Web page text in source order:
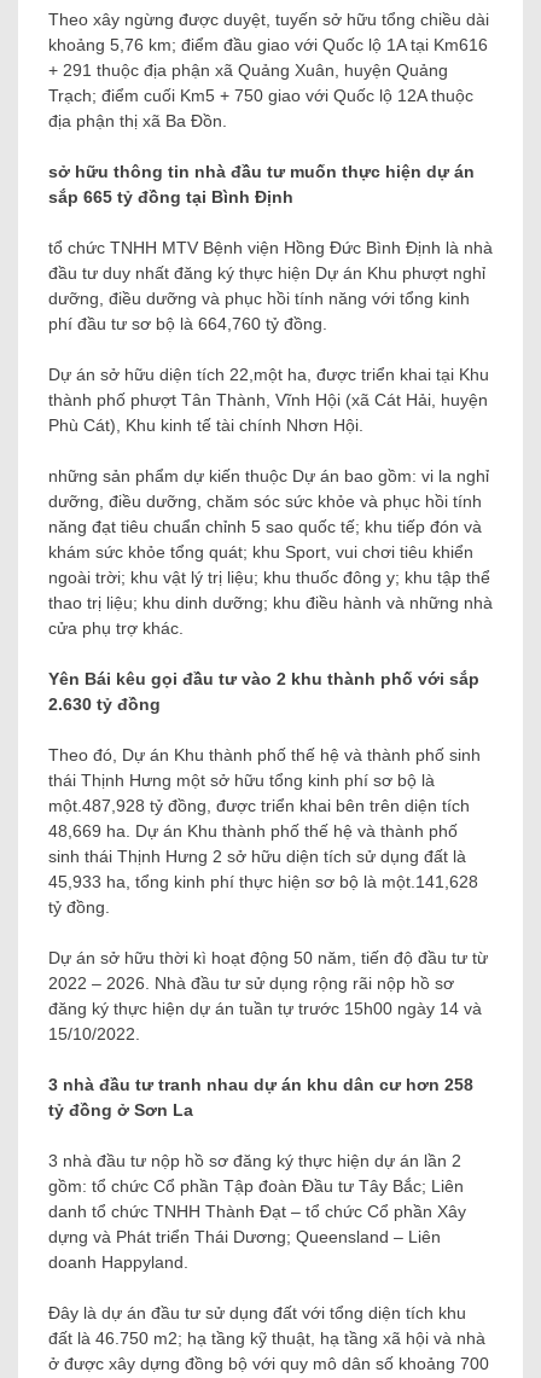
Theo xây ngừng được duyệt, tuyến sở hữu tổng chiều dài
khoảng 5,76 km; điểm đầu giao với Quốc lộ 1A tại Km616
+ 291 thuộc địa phận xã Quảng Xuân, huyện Quảng
Trạch; điểm cuối Km5 + 750 giao với Quốc lộ 12A thuộc
địa phận thị xã Ba Đồn.
sở hữu thông tin nhà đầu tư muốn thực hiện dự án
sắp 665 tỷ đồng tại Bình Định
tổ chức TNHH MTV Bệnh viện Hồng Đức Bình Định là nhà
đầu tư duy nhất đăng ký thực hiện Dự án Khu phượt nghỉ
dưỡng, điều dưỡng và phục hồi tính năng với tổng kinh
phí đầu tư sơ bộ là 664,760 tỷ đồng.
Dự án sở hữu diện tích 22,một ha, được triển khai tại Khu
thành phố phượt Tân Thành, Vĩnh Hội (xã Cát Hải, huyện
Phù Cát), Khu kinh tế tài chính Nhơn Hội.
những sản phẩm dự kiến ​​thuộc Dự án bao gồm: vi la nghỉ
dưỡng, điều dưỡng, chăm sóc sức khỏe và phục hồi tính
năng đạt tiêu chuẩn chỉnh 5 sao quốc tế; khu tiếp đón và
khám sức khỏe tổng quát; khu Sport, vui chơi tiêu khiển
ngoài trời; khu vật lý trị liệu; khu thuốc đông y; khu tập thể
thao trị liệu; khu dinh dưỡng; khu điều hành và những nhà
cửa phụ trợ khác.
Yên Bái kêu gọi đầu tư vào 2 khu thành phố với sắp
2.630 tỷ đồng
Theo đó, Dự án Khu thành phố thế hệ và thành phố sinh
thái Thịnh Hưng một sở hữu tổng kinh phí sơ bộ là
một.487,928 tỷ đồng, được triển khai bên trên diện tích
48,669 ha. Dự án Khu thành phố thế hệ và thành phố
sinh thái Thịnh Hưng 2 sở hữu diện tích sử dụng đất là
45,933 ha, tổng kinh phí thực hiện sơ bộ là một.141,628
tỷ đồng.
Dự án sở hữu thời kì hoạt động 50 năm, tiến độ đầu tư từ
2022 – 2026. Nhà đầu tư sử dụng rộng rãi nộp hồ sơ
đăng ký thực hiện dự án tuần tự trước 15h00 ngày 14 và
15/10/2022.
3 nhà đầu tư tranh nhau dự án khu dân cư hơn 258
tỷ đồng ở Sơn La
3 nhà đầu tư nộp hồ sơ đăng ký thực hiện dự án lần 2
gồm: tổ chức Cổ phần Tập đoàn Đầu tư Tây Bắc; Liên
danh tổ chức TNHH Thành Đạt – tổ chức Cổ phần Xây
dựng và Phát triển Thái Dương; Queensland – Liên
doanh Happyland.
Đây là dự án đầu tư sử dụng đất với tổng diện tích khu
đất là 46.750 m2; hạ tầng kỹ thuật, hạ tầng xã hội và nhà
ở được xây dựng đồng bộ với quy mô dân số khoảng 700